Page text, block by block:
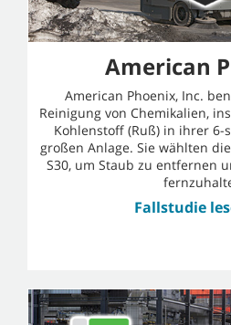
American
American Phoenix, Inc.
Reinigung von Chemikalien,
Kohlenstoff (Ruß) in ihrer 6-
großen Anlage. Sie wählten
S30, um Staub zu entfernen
Fallstudie